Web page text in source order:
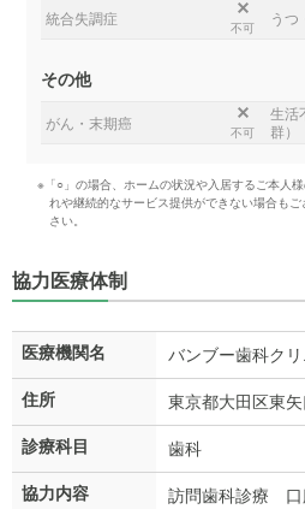
統合失調症
不可
うつ
その他
がん・末期癌
不可
生活
群）
※「○」の場合、ホームの状況や入居するご本人
れや継続的なサービス提供ができない場合も
さい。
協力医療体制
医療機関名 バンブー歯科ク
住所 東京都大田区東
診療科目 歯科
協力内容 訪問歯科診療 口